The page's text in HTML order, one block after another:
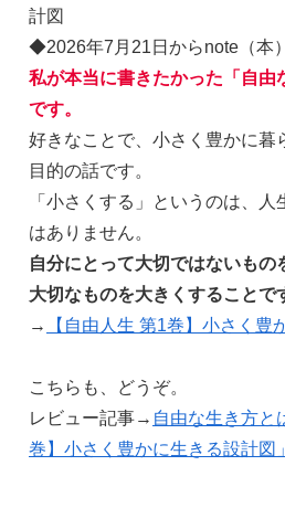
計図
◆2026年7月21日からnote（本
私が本当に書きたかった「自由
です。
好きなことで、小さく豊かに暮
目的の話です。
「小さくする」というのは、
はありません。
自分にとって大切ではないもの
大切なものを大きくすることで
→
【自由人生 第1巻】小さく豊
こちらも、どうぞ。
レビュー記事→ 自由な生き方と
巻】小さく豊かに生きる設計図